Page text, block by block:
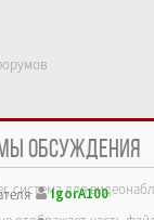
ОБСУЖДЕНИЯ
система для
IgorA100